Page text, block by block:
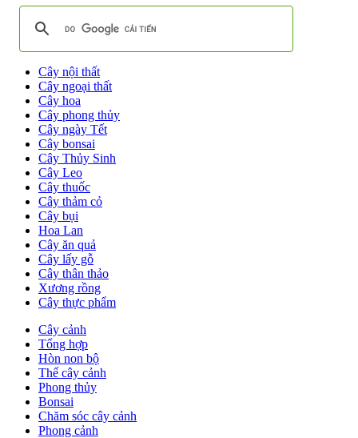
Cây nội thất
Cây ngoại thất
Cây hoa
Cây phong thủy
Cây ngày Tết
Cây bonsai
Cây Thủy Sinh
Cây Leo
Cây thuốc
Cây thảm cỏ
Cây bụi
Hoa Lan
Cây ăn quả
Cây lấy gỗ
Cây thân thảo
Xương rồng
Cây thực phẩm
Cây cảnh
Tổng hợp
Hòn non bộ
Thế cây cảnh
Phong thủy
Bonsai
Chăm sóc cây cảnh
Phong cảnh